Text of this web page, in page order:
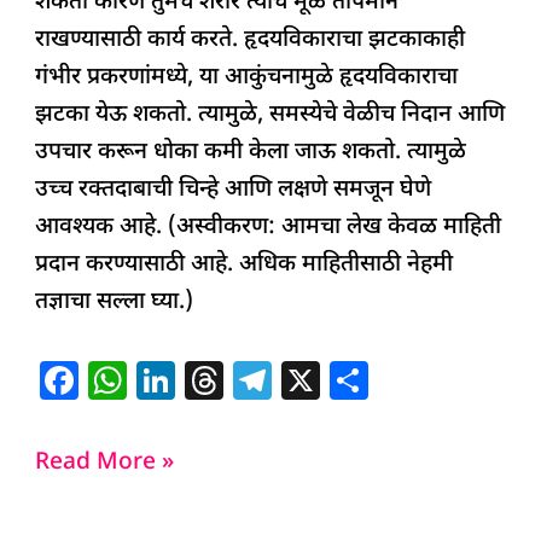
राखण्यासाठी कार्य करते. हृदयविकाराचा झटकाकाही
गंभीर प्रकरणांमध्ये, या आकुंचनामुळे हृदयविकाराचा
झटका येऊ शकतो. त्यामुळे, समस्येचे वेळीच निदान आणि
उपचार करून धोका कमी केला जाऊ शकतो. त्यामुळे
उच्च रक्तदाबाची चिन्हे आणि लक्षणे समजून घेणे
आवश्यक आहे. (अस्वीकरण: आमचा लेख केवळ माहिती
प्रदान करण्यासाठी आहे. अधिक माहितीसाठी नेहमी
तज्ञाचा सल्ला घ्या.)
F
c
W
at
Li T T X
Read More »